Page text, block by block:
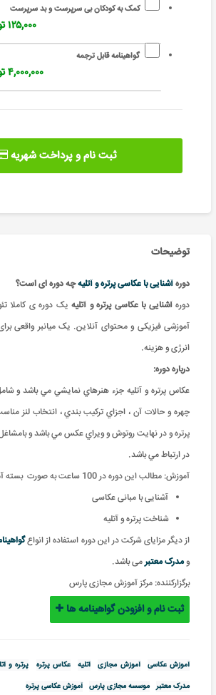
کمک به کودکان بی سرپرست و بد سرپرست
۱۲۵,۰۰۰ تومان
گواهینامه قابل ترجمه
۴,۰۰۰,۰۰۰ تومان
ثبت نام و پرداخت شهریه
توضیحات
دورهآشنایی با عکاسی پرتره و آتلیهچه دوره ای است؟
دورهآشنایی با عکاسی پرتره و آتلیه یک دوره ی کاملا
آموزشی فیزیکی و محتوای آنلاین. یک میانبر واقعی
انرژی و هزینه.
درباره دوره:
عکاس پرتره و آتليه جزء هنرهاي نمايشي مي باشد و
چهره و حالات آن ، اجزاي ترکيب بندي ، انتخاب لنز
پرتره و در نهايت روتوش و ويراي عکس مي باشد و بامشاغل
در ارتباط مي باشد.
آموزش: مطالب این دوره در 100 ساعت به صورت بسته آموزشی ارائه می گردد
آشنایی با مبانی عکاسی
شناخت پرتره و آتلیه
از دیگر مزایای شرکت در این دوره استفاده از انواع
ومدرک معتبرمی باشد.
برگزارکننده: مرکز آموزش مجازی پارس
ثبت نام و افزودن گواهینامه ها
آموزش عکاسی آموزش مجازی آتلیه عکاس پرتره پرتره و
مدرک معتبر موسسه مجازی پارس آموزش عکاسی پرتره